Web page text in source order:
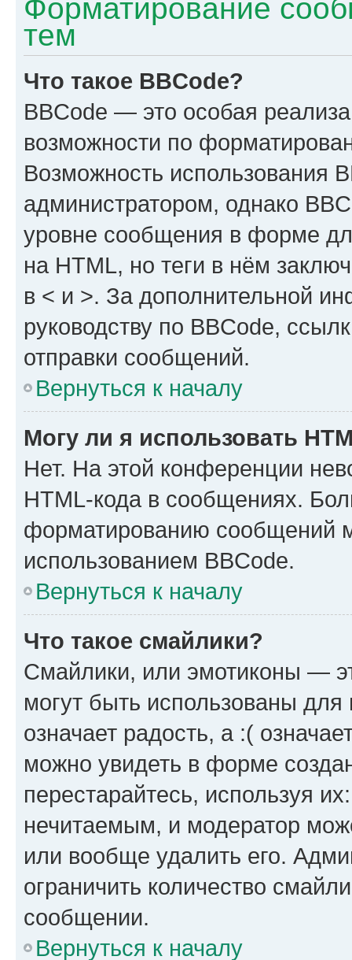
Форматирование
тем
Что такое BBCode?
BBCode — это особая
возможности по
Возможность использования
администратором, однако
уровне сообщения в форме
на HTML, но теги в нём
в < и >. За дополнительной
руководству по BBCode,
отправки сообщений.
Вернуться к началу
Могу ли я использовать
Нет. На этой конференции
HTML-кода в сообщениях.
форматированию сообщений
использованием BBCode.
Вернуться к началу
Что такое смайлики?
Смайлики, или эмотиконы —
могут быть использованы
означает радость, а :(
можно увидеть в форме
перестарайтесь, используя
нечитаемым, и модератор
или вообще удалить его.
ограничить количество
сообщении.
Вернуться к началу